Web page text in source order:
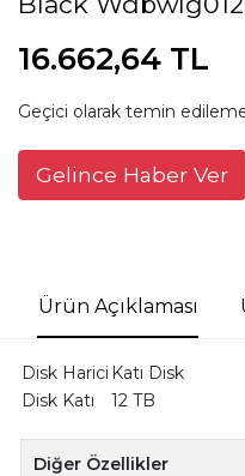
16.662,64 TL
Geçici olarak temin
Gelince Haber Ver
Ürün Açıklaması
Disk Harici Katı Disk
Disk Katı
12 TB
Diğer Özellikler